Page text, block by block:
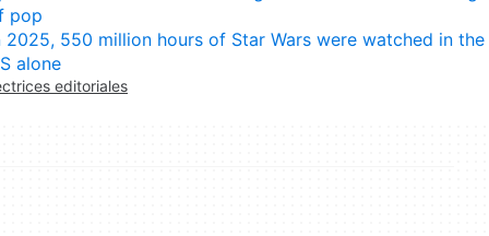
pop
2025, 550 million hours of Star Wars were watched in the
alone
editoriales